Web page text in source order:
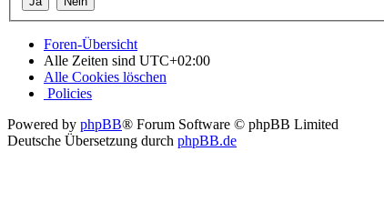
Foren-Übersicht
Alle Zeiten sind UTC+02:00
Alle Cookies löschen
Policies
Powered by phpBB® Forum Software © phpBB Limited
Deutsche Übersetzung durch phpBB.de